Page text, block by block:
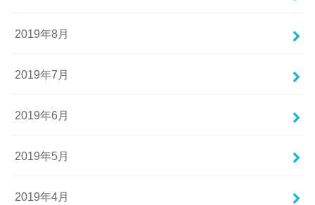
2019年8月
2019年7月
2019年6月
2019年5月
2019年4月